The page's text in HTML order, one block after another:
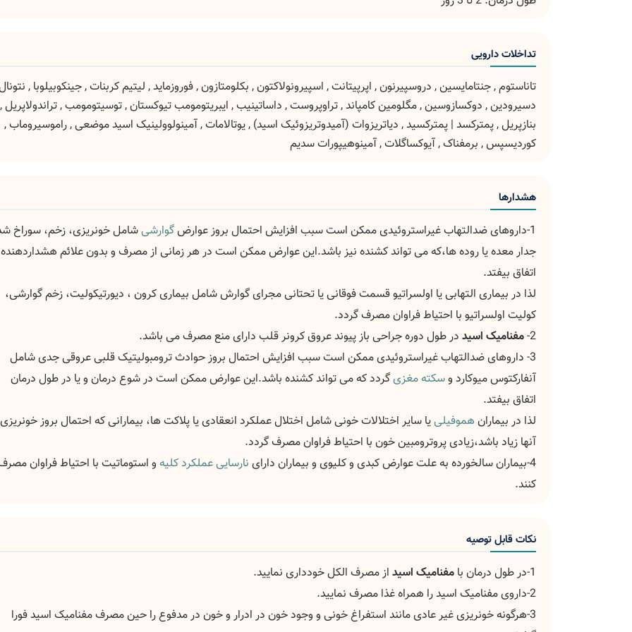
تداخلات دارویی
تاناستوم,جنتامایسین, دروسپیرنون, اپرپیتانت, اسپیرونولاکتون, بکلومتازون,فوروزماید, لیتیم کربنات,جینکوبیلوبا ,
دسیرودین, دوکسازوسین,مگلومین کامپاند,تراوپروست, داساتینیب, ایبریتومومب تیوکستان,توسیتومومب,تراندولاپریل,
بنازپریل,پمترکسد | پمترکسید, دیاتریزوات (آمیدوتریزوئیک اسید) ,یوتالامات,آمینولوولینیک اسید موضعی,راموسیروماب,
کوردیسپس, برمفناک,آیوکساگلات,آمینوهیپورات سدیم
هشدارها
1-داروهای ضدالتهاب غیراستروئیدی ممکن است سبب افزایش احتمال بروز عوارض گوارشیشامل خونریزی، زخم، سوراخ
جدار معده یا روده ها،که می تواند کشنده نیز باشد.این عوارض ممکن است در هر زمانی از مصرف و بدون علائم هشداردهنده
اتفاق بیفتد.
لذا در بیماری التهابی یا اولسراتیو قسمت فوقانی یا تحتانی مجرای گوارش شامل بیماری کرون ، دیورتیکولیت، زخم گوارشی،
کولیت اولسراتیو با احتیاط فراوان مصرف گردد.
2- مفنامیک اسید در طول دوره جراحی باز پیوند عروق کرونر قلب دارای منع مصرف می باشد.
3- داروهای ضدالتهاب غیراستروئیدی ممکن است سبب افزایش احتمال بروز حوادث ترومبولیتیک قلبی عروقی جدی شامل
آنفارکتوس میوکارد وسکته مغزیگردد که می تواند کشنده باشد.این عوارض ممکن است در شوع درمان و یا در طول درمان
اتفاق بیفتد.
لذا در بیماران هموفیلییا سایر اختلالات خونی شامل اختلال عملکرد انعقادی یا پلاکت ها، بیمارانی که احتمال بروز
آنها زیاد باشد،زیادی پروترومبین خون با احتیاط فراوان مصرف گردد.
4-بیماران سالخورده به علت عوارض کبدی و کلیوی و بیماران دارای
نارسایی عملکرد کلیه و استوماتیت با احتیاط فراوان
کنند.
نکات قابل توصیه
1-در طول درمان با مفنامیک اسید از مصرف الکل خودداری نمایید.
2-داروی مفنامیک اسید را همراه غذا مصرف نمایید.
3-هرگونه خونریزی غیر عادی مانند استفراغ خونی و وجود خون در ادرار و خون در مدفوع را حین مصرف مفنامیک اسید فورا